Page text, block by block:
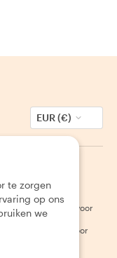
EUR (€)
voor gasten
voor
voorwaarden voor
te zorgen
op ons
we